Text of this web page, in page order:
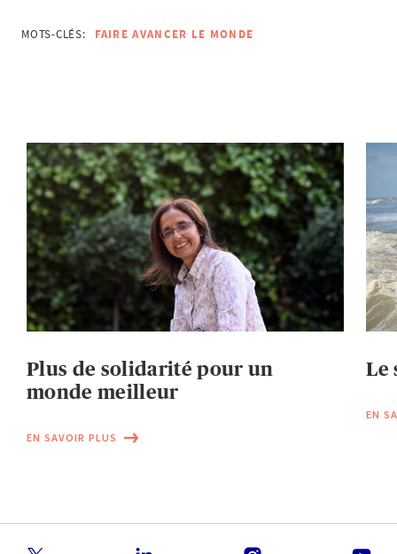
MOTS-CLÉS: FAIRE AVANCER LE MONDE
Plus de solidarité pour un
monde meilleur
EN SAVOIR PLUS
Le
EN